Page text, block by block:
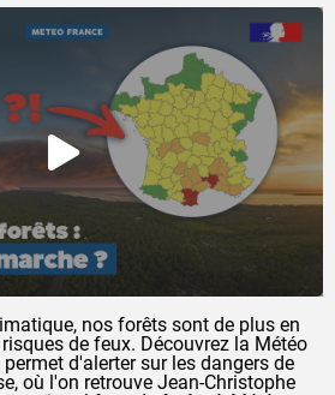
nos forêts sont de plus en
de feux. Découvrez la Météo
d'alerter sur les dangers de
où l'on retrouve Jean-Christophe